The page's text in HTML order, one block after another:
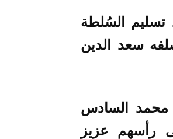
تسليم السُلطة
سعد الدين
محمد السادس
رأسهم عزيز